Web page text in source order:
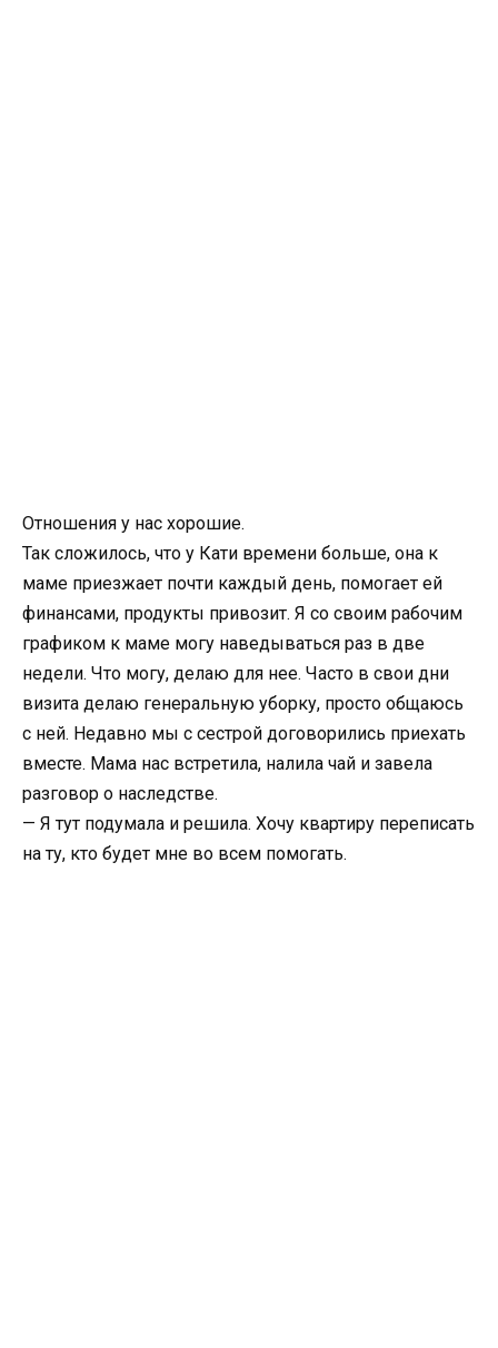
Отношения у нас хорошие.
Так сложилось, что у Кати времени больше, она к
маме приезжает почти каждый день, помогает ей
финансами, продукты привозит. Я со своим рабочим
графиком к маме могу наведываться раз в две
недели. Что могу, делаю для нее. Часто в свои дни
визита делаю генеральную уборку, просто общаюсь
с ней. Недавно мы с сестрой договорились приехать
вместе. Мама нас встретила, налила чай и завела
разговор о наследстве.
— Я тут подумала и решила. Хочу квартиру переписать
на ту, кто будет мне во всем помогать.